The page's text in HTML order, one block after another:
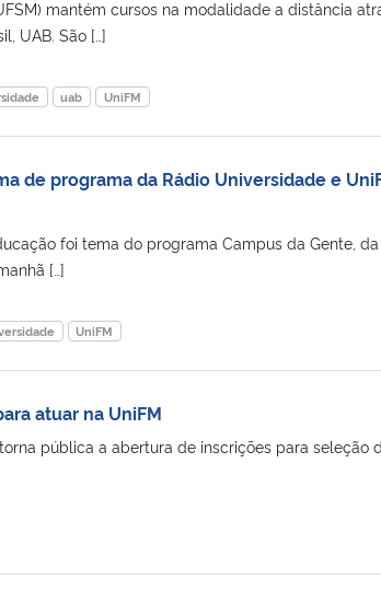
mantém cursos na modalidade a distância
UAB. São […]
uab UniFM
de programa da Rádio Universidade e
foi tema do programa Campus da Gente, da
[…]
UniFM
atuar na UniFM
pública a abertura de inscrições para seleção